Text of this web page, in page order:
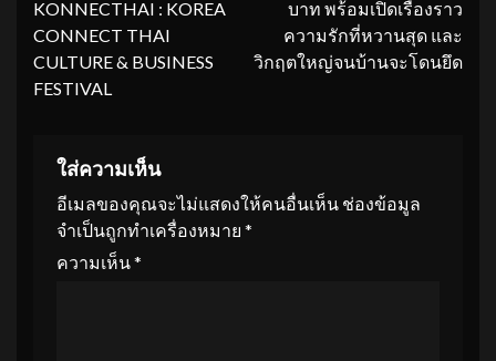
KONNECTHAI : KOREA
CONNECT THAI
CULTURE & BUSINESS
FESTIVAL
บาท พร้อมเปิดเรื่องราว
ความรักที่หวานสุด และ
วิกฤตใหญ่จนบ้านจะโดนยึด
ใส่ความเห็น
อีเมลของคุณจะไม่แสดงให้คนอื่นเห็น ช่องข้อมูล
จำเป็นถูกทำเครื่องหมาย *
ความเห็น*